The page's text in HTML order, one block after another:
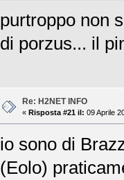
purtroppo non
di porzus... il
Re: H2NET INFO
« Risposta #21 il: 09 Aprile
io sono di
(Eolo)